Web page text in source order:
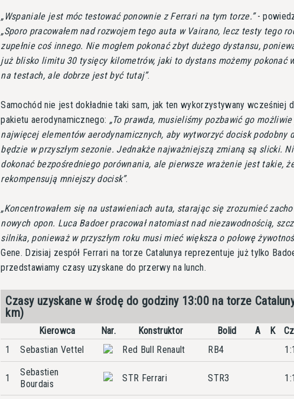
Wspaniale jest móc testować ponownie z Ferrari na tym torze. -
Sporo pracowałem nad rozwojem tego auta w Vairano, lecz testy tego
zupełnie coś innego. Nie mogłem pokonać zbyt dużego dystansu,
już blisko limitu 30 tysięcy kilometrów, jaki to dystans możemy pokonać
na testach, ale dobrze jest być tutaj .
Samochód nie jest dokładnie taki sam, jak ten wykorzystywany wcześniej
pakietu aerodynamicznego:
To prawda, musieliśmy pozbawić go
najwięcej elementów aerodynamicznych, aby wytworzyć docisk podobny
będzie w przyszłym sezonie. Jednakże najważniejszą zmianą są slicki.
dokonać bezpośredniego porównania, ale pierwsze wrażenie jest takie,
rekompensują mniejszy docisk .
Koncentrowałem się na ustawieniach auta, starając się zrozumieć
nowych opon. Luca Badoer pracował natomiast nad niezawodnością,
silnika, ponieważ w przyszłym roku musi mieć większa o połowę
Gene. Dzisiaj zespół Ferrari na torze Catalunya reprezentuje już tylko
przedstawiamy czasy uzyskane do przerwy na lunch.
Czasy uzyskane w środę do godziny 13:00 na torze
km)
Kierowca Nar. Konstruktor Bolid A K
1
Sebastian Vettel Red Bull Renault RB4
1
Sebastien
Bourdais
STR Ferrari STR3